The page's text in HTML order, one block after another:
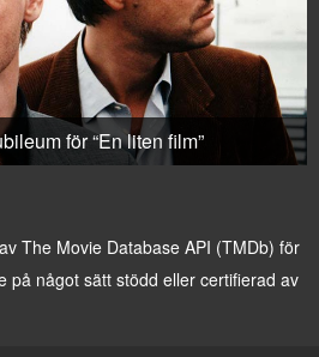
för “En liten film”
The Movie Database API (TMDb) för
på något sätt stödd eller certifierad av